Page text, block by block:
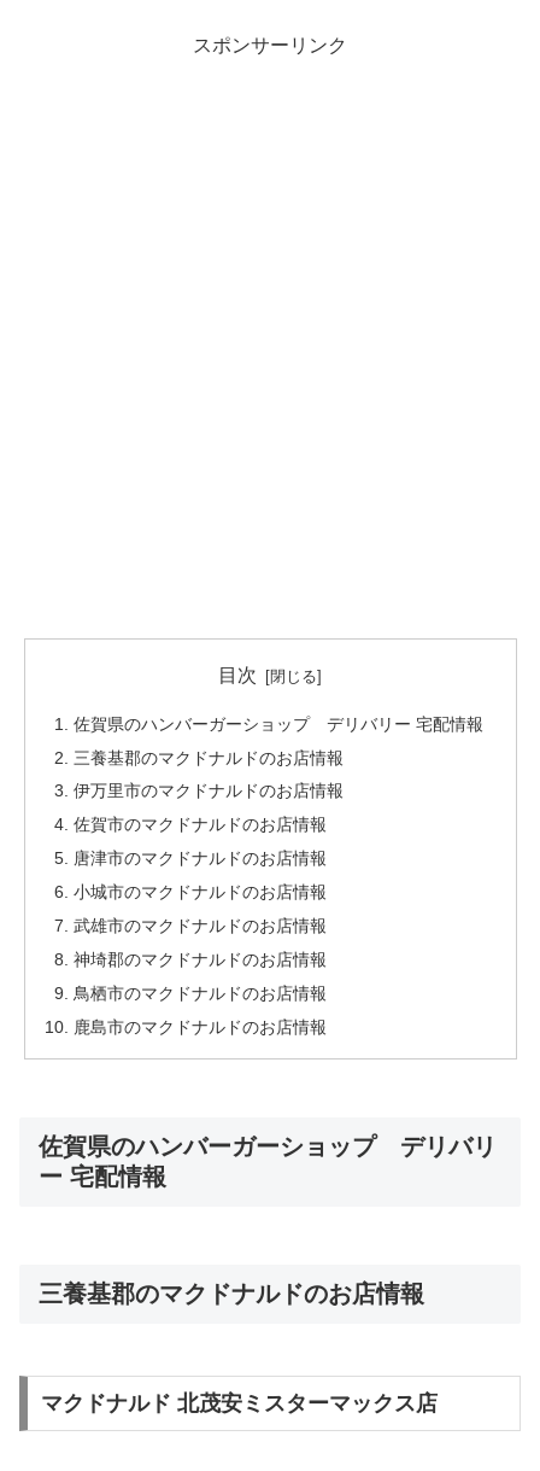
スポンサーリンク
目次
佐賀県のハンバーガーショップ デリバリー 宅配情報
三養基郡のマクドナルドのお店情報
伊万里市のマクドナルドのお店情報
佐賀市のマクドナルドのお店情報
唐津市のマクドナルドのお店情報
小城市のマクドナルドのお店情報
武雄市のマクドナルドのお店情報
神埼郡のマクドナルドのお店情報
鳥栖市のマクドナルドのお店情報
鹿島市のマクドナルドのお店情報
佐賀県のハンバーガーショップ デリバリ
ー 宅配情報
三養基郡のマクドナルドのお店情報
マクドナルド 北茂安ミスターマックス店